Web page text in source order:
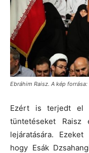
Ebráhim Raisz. A kép
Ezért is terjedt el
tüntetéseket Raisz
lejáratására.
hogy Esák